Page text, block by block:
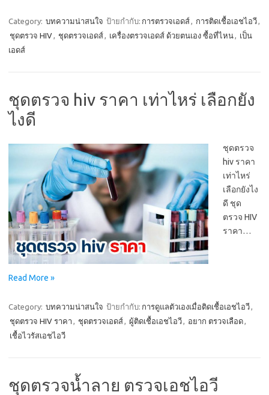
Category: บทความน่าสนใจ ป้ายกำกับ: การตรวจเอดส์, การติดเชื้อเอชไอวี,
ชุดตรวจ HIV, ชุดตรวจเอดส์, เครื่องตรวจเอดส์ ด้วยตนเอง ซื้อที่ไหน, เป็น
เอดส์
ชุดตรวจ hiv ราคา เท่าไหร่ เลือกยัง
ไงดี
ชุดตรวจ
hiv ราคา
เท่าไหร่
เลือกยังไง
ดี ชุด
ตรวจ HIV
ราคา…
Read More »
Category: บทความน่าสนใจ ป้ายกำกับ: การดูแลตัวเองเมื่อติดเชื้อเอชไอวี
ชุดตรวจ HIV ราคา
ชุดตรวจเอดส์ ผู้ติดเชื้อเอชไอวี อยาก ตรวจเลือด
เชื้อไวรัสเอชไอวี
ชุดตรวจน้ำลาย ตรวจเอชไอวี